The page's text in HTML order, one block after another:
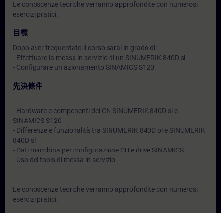
Le conoscenze teoriche verranno approfondite con numerosi
esercizi pratici.
目標
Dopo aver frequentato il corso sarai in grado di:
- Effettuare la messa in servizio di un SINUMERIK 840D sl
- Configurare un azionamento SINAMICS S120
先決條件
- Hardware e componenti del CN SINUMERIK 840D sl e
SINAMICS S120
- Differenze e funzionalità tra SINUMERIK 840D pl e SINUMERIK
840D sl
- Dati macchina per configurazione CU e drive SINAMICS
- Uso dei tools di messa in servizio
Le conoscenze teoriche verranno approfondite con numerosi
esercizi pratici.